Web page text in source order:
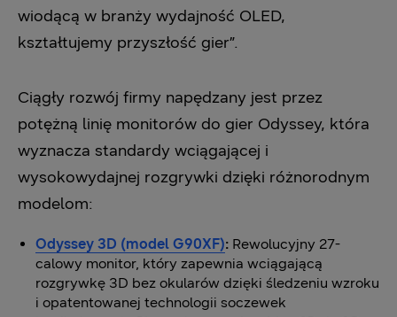
wiodącą w branży wydajność OLED,
kształtujemy przyszłość gier”.
Ciągły rozwój firmy napędzany jest przez
potężną linię monitorów do gier Odyssey, która
wyznacza standardy wciągającej i
wysokowydajnej rozgrywki dzięki różnorodnym
modelom:
Odyssey 3D (model G90XF): Rewolucyjny 27-
calowy monitor, który zapewnia wciągającą
rozgrywkę 3D bez okularów dzięki śledzeniu wzroku
i opatentowanej technologii soczewek